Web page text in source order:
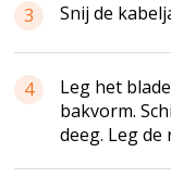
3 Snij de
4
Leg het
bakvorm.
deeg. Leg de